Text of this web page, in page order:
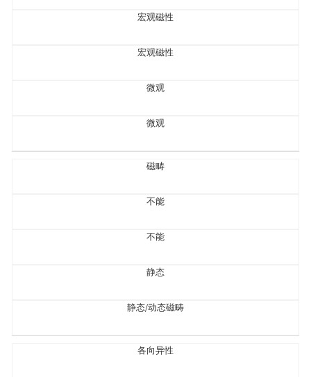
宏观磁性
宏观磁性
微观
微观
磁畴
不能
不能
静态
静态/动态磁畴
各向异性